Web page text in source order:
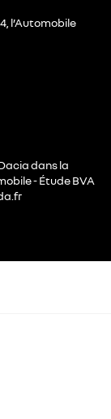
l’Automobile
dans la
- Étude BVA